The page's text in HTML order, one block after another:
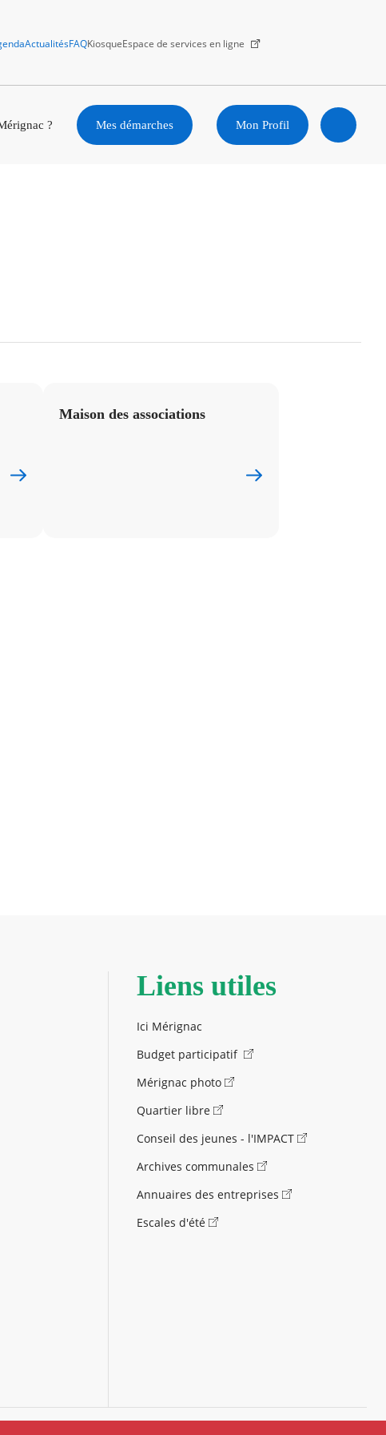
ActualitésFAQKiosqueEspace de services en ligne
? Mes démarches Mon Profil
Maison des associations
Liens utiles
Ici Mérignac
Budget participatif
Mérignac photo
Quartier libre
Conseil des jeunes - l'IMPACT
Archives communales
Annuaires des entreprises
Escales d'été